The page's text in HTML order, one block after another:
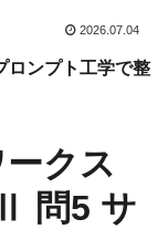
2026.07.04
ロンプト工学で整
クス
問5 サ